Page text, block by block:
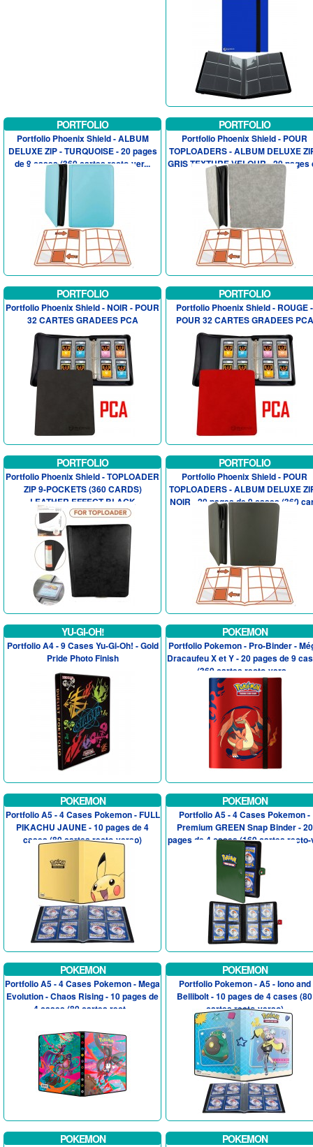
PORTFOLIO
Portfolio Phoenix Shield - ALBUM
DELUXE ZIP - TURQUOISE - 20 pages
de 9 cases (360 cartes recto-ver...
PORTFOLIO
Portfolio Phoenix Shield - POUR
TOPLOADERS - ALBUM DELUXE
GRIS TEXTURE VELOUR - 20 pages
9...
PORTFOLIO
Portfolio Phoenix Shield - NOIR - POUR
32 CARTES GRADEES PCA
PORTFOLIO
Portfolio Phoenix Shield - ROUGE -
POUR 32 CARTES GRADEES PCA
PORTFOLIO
Portfolio Phoenix Shield - TOPLOADER
ZIP 9-POCKETS (360 CARDS)
LEATHER EFFECT BLACK
PORTFOLIO
Portfolio Phoenix Shield - POUR
TOPLOADERS - ALBUM DELUXE
NOIR - 20 pages de 9 cases (360
YU-GI-OH!
Portfolio A4 - 9 Cases Yu-Gi-Oh! - Gold
Pride Photo Finish
POKEMON
Portfolio Pokemon - Pro-Binder -
Dracaufeu X et Y - 20 pages de 9
(360 cartes recto-vers...
POKEMON
Portfolio A5 - 4 Cases Pokemon - FULL
PIKACHU JAUNE - 10 pages de 4
cases (80 cartes recto-verso)
POKEMON
Portfolio A5 - 4 Cases Pokemon -
Premium GREEN Snap Binder - 20
pages de 4 cases (160 cartes recto-
POKEMON
Portfolio A5 - 4 Cases Pokemon - Mega
Evolution - Chaos Rising - 10 pages de
4 cases (80 cartes rect...
POKEMON
Portfolio Pokemon - A5 - Iono and
Bellibolt - 10 pages de 4 cases (80
cartes recto-verso)
POKEMON POKEMON